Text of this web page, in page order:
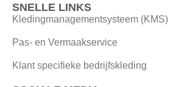
SNELLE LINKS
Kledingmanagementsysteem (KMS)
Pas- en Vermaakservice
Klant specifieke bedrijfskleding